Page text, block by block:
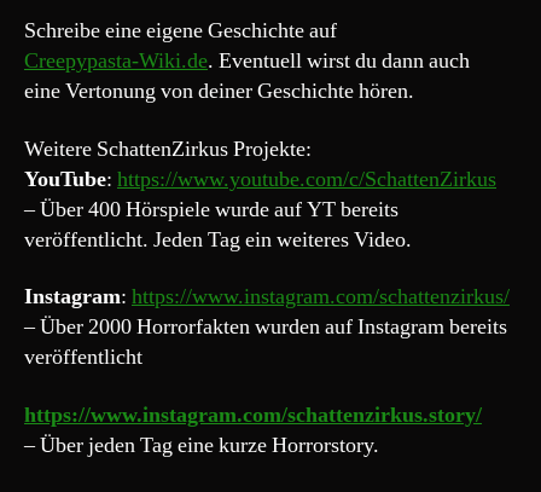
Schreibe eine eigene Geschichte auf
Creepypasta-Wiki.de. Eventuell wirst du dann auch
eine Vertonung von deiner Geschichte hören.
Weitere SchattenZirkus Projekte:
YouTube: https://www.youtube.com/c/SchattenZirkus
– Über 400 Hörspiele wurde auf YT bereits
veröffentlicht. Jeden Tag ein weiteres Video.
Instagram: https://www.instagram.com/schattenzirkus/
– Über 2000 Horrorfakten wurden auf Instagram bereits
veröffentlicht
https://www.instagram.com/schattenzirkus.story/
– Über jeden Tag eine kurze Horrorstory.